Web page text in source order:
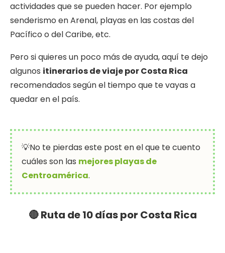
actividades que se pueden hacer. Por ejemplo
senderismo en Arenal, playas en las costas del
Pacífico o del Caribe, etc.
Pero si quieres un poco más de ayuda, aquí te dejo
algunos itinerarios de viaje por Costa Rica
recomendados según el tiempo que te vayas a
quedar en el país.
💡No te pierdas este post en el que te cuento
cuáles son las mejores playas de
Centroamérica.
🔴 Ruta de 10 días por Costa Rica